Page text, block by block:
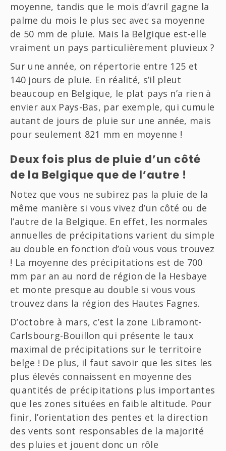
moyenne, tandis que le mois d’avril gagne la
palme du mois le plus sec avec sa moyenne
de 50 mm de pluie. Mais la Belgique est-elle
vraiment un pays particulièrement pluvieux ?
Sur une année, on répertorie entre 125 et
140 jours de pluie. En réalité, s’il pleut
beaucoup en Belgique, le plat pays n’a rien à
envier aux Pays-Bas, par exemple, qui cumule
autant de jours de pluie sur une année, mais
pour seulement 821 mm en moyenne !
Deux fois plus de pluie d’un côté
de la Belgique que de l’autre !
Notez que vous ne subirez pas la pluie de la
même manière si vous vivez d’un côté ou de
l’autre de la Belgique. En effet, les normales
annuelles de précipitations varient du simple
au double en fonction d’où vous vous trouvez
! La moyenne des précipitations est de 700
mm par an au nord de région de la Hesbaye
et monte presque au double si vous vous
trouvez dans la région des Hautes Fagnes.
D’octobre à mars, c’est la zone Libramont-
Carlsbourg-Bouillon qui présente le taux
maximal de précipitations sur le territoire
belge ! De plus, il faut savoir que les sites les
plus élevés connaissent en moyenne des
quantités de précipitations plus importantes
que les zones situées en faible altitude. Pour
finir, l’orientation des pentes et la direction
des vents sont responsables de la majorité
des pluies et jouent donc un rôle